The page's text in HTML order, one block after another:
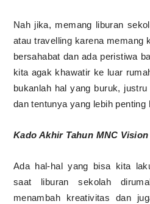
Nah jika, memang liburan
atau travelling karena memang
bersahabat dan ada peristiwa
kita agak khawatir ke luar
bukanlah hal yang buruk,
dan tentunya yang lebih penting
Kado Akhir Tahun MNC
Ada hal-hal yang bisa kita
saat liburan sekolah
menambah kreativitas dan